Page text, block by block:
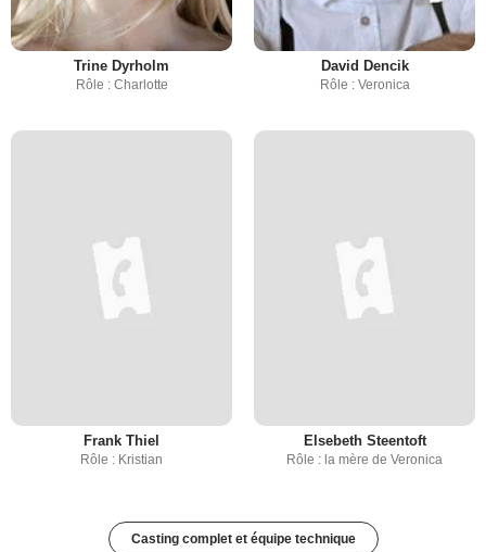
Trine Dyrholm
Rôle : Charlotte
David Dencik
Rôle : Veronica
Frank Thiel
Rôle : Kristian
Elsebeth Steentoft
Rôle : la mère de Veronica
Casting complet et équipe technique